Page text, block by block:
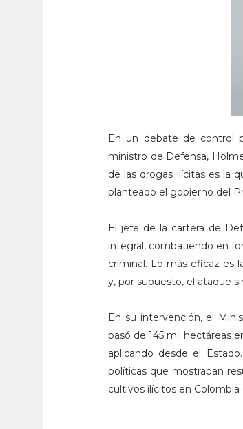
En un debate de control
ministro de Defensa,
de las drogas ilícitas es la
planteado el gobierno del
El jefe de la cartera de
integral, combatiendo en
criminal. Lo más eficaz es
y, por supuesto, el ataque
En su intervención, el
pasó de 145 mil hectáreas
aplicando desde el
políticas que mostraban
cultivos ilícitos en